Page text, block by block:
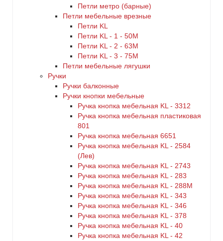
Петли метро (барные)
Петли мебельные врезные
Петли KL
Петли KL - 1 - 50M
Петли KL - 2 - 63M
Петли KL - 3 - 75M
Петли мебельные лягушки
Ручки
Ручки балконные
Ручки кнопки мебельные
Ручка кнопка мебельная KL - 3312
Ручка кнопка мебельная пластиковая
801
Ручка кнопка мебельная 6651
Ручка кнопка мебельная KL - 2584
(Лев)
Ручка кнопка мебельная KL - 2743
Ручка кнопка мебельная KL - 283
Ручка кнопка мебельная KL - 288M
Ручка кнопка мебельная KL - 343
Ручка кнопка мебельная KL - 346
Ручка кнопка мебельная KL - 378
Ручка кнопка мебельная KL - 40
Ручка кнопка мебельная KL - 42